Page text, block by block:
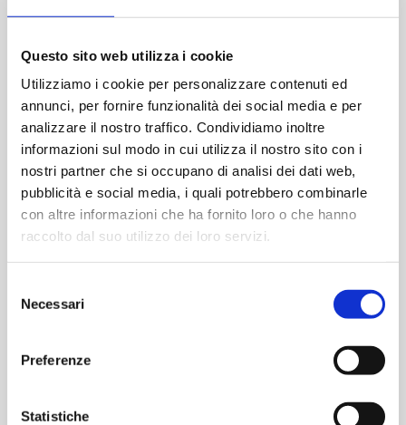
Questo sito web utilizza i cookie
Utilizziamo i cookie per personalizzare contenuti ed
annunci, per fornire funzionalità dei social media e per
analizzare il nostro traffico. Condividiamo inoltre
informazioni sul modo in cui utilizza il nostro sito con i
nostri partner che si occupano di analisi dei dati web,
pubblicità e social media, i quali potrebbero combinarle
con altre informazioni che ha fornito loro o che hanno
raccolto dal suo utilizzo dei loro servizi.
delNecessari
Preferenze
Statistiche
LUOGO
34 D, 47924, Rimini
INSTRUMENTS 2026